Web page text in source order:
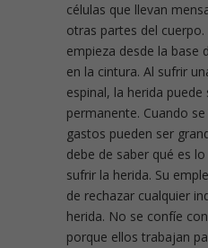
células que llevan
otras partes del
empieza desde la base
en la cintura. Al sufrir
espinal, la herida
permanente. Cuando
gastos pueden ser
debe de saber qué es
sufrir la herida. Su
de rechazar cualquier
herida. No se confíe
porque ellos trabajan